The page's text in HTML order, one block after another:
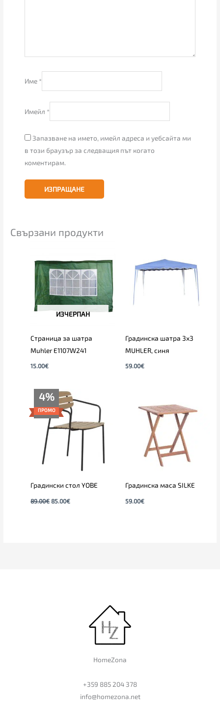
Име *
Имейл *
Запазване на името, имейл адреса и уебсайта ми
в този браузър за следващия път когато
коментирам.
Свързани продукти
ИЗЧЕРПАН
Страница за шатра
Muhler E1107W241
15.00€
Градинска шатра 3х3
MUHLER, синя
59.00€
4%
ПРОМО
Градински стол YOBE
89.00€
Original
price
was:
89.00€.
85.00€
Текущата
цена
е:
85.00€.
Градинска маса SILKE
59.00€
HomeZona
+359 885 204 378
info@homezona.net